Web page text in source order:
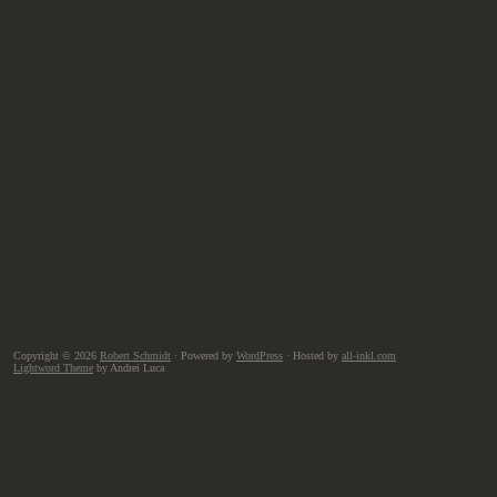
Copyright © 2026 Robert Schmidt · Powered by WordPress · Hosted by all-inkl.com
Lightword Theme by Andrei Luca